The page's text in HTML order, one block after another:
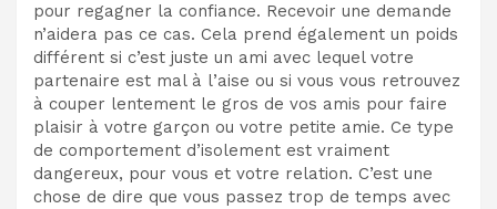
pour regagner la confiance. Recevoir une demande
n’aidera pas ce cas. Cela prend également un poids
différent si c’est juste un ami avec lequel votre
partenaire est mal à l’aise ou si vous vous retrouvez
à couper lentement le gros de vos amis pour faire
plaisir à votre garçon ou votre petite amie. Ce type
de comportement d’isolement est vraiment
dangereux, pour vous et votre relation. C’est une
chose de dire que vous passez trop de temps avec